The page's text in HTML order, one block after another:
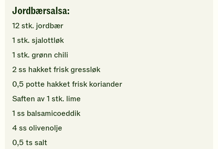
Jordbærsalsa:
12stk. jordbær
1 stk. sjalottløk
1 stk. grønn chili
2ss hakketfrisk gressløk
0,5 potte hakketfrisk koriander
Saften av1 stk. lime
1 ss balsamicoeddik
4ss olivenolje
0,5 ts salt